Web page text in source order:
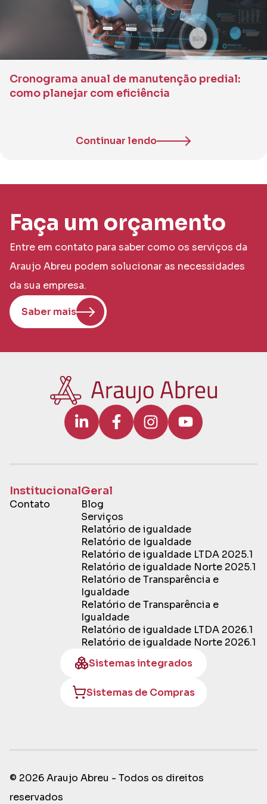
Cronograma anual de manutenção predial:
como planejar com eficiência
Continuar lendo
Faça um orçamento
Entre em contato para saber como os serviços da
Araujo Abreu podem solucionar as necessidades
da sua empresa.
Saber mais
Institucional
Contato
Geral
Blog
Serviços
Relatório de igualdade
Relatório de Igualdade
Relatório de igualdade LTDA 2025.1
Relatório de igualdade Norte 2025.1
Relatório de Transparência e
Igualdade
Relatório de Transparência e
Igualdade
Relatório de igualdade LTDA 2026.1
Relatório de igualdade Norte 2026.1
Sistemas integrados
Sistemas de Compras
© 2026 Araujo Abreu - Todos os direitos
reservados